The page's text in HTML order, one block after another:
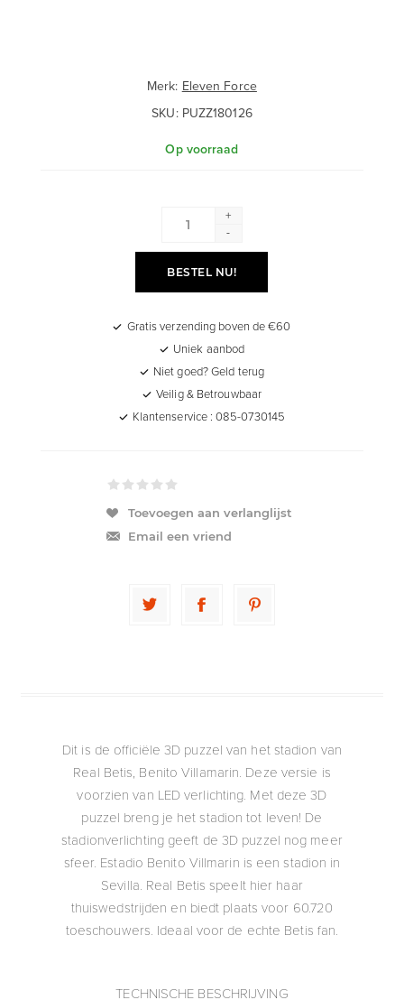
Merk: Eleven Force
SKU: PUZZ180126
Op voorraad
+
-
BESTEL NU!
Gratis verzending boven de €60
Uniek aanbod
Niet goed? Geld terug
Veilig & Betrouwbaar
Klantenservice : 085-0730145
Toevoegen aan verlanglijst
Email een vriend
Dit is de officiële 3D puzzel van het stadion van
Real Betis, Benito Villamarin. Deze versie is
voorzien van LED verlichting. Met deze 3D
puzzel breng je het stadion tot leven! De
stadionverlichting geeft de 3D puzzel nog meer
sfeer. Estadio Benito Villmarin is een stadion in
Sevilla. Real Betis speelt hier haar
thuiswedstrijden en biedt plaats voor 60.720
toeschouwers. Ideaal voor de echte Betis fan.
TECHNISCHE BESCHRIJVING